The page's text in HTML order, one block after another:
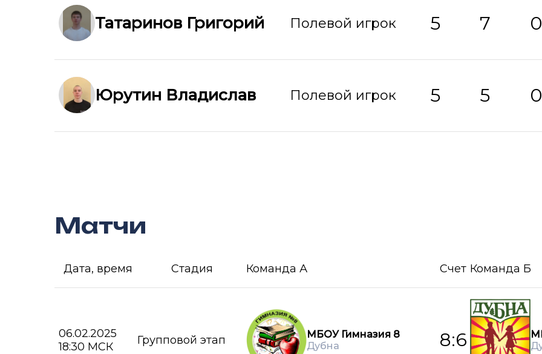
Татаринов Григорий Полевой игрок 5 7 0
Юрутин Владислав Полевой игрок 5 5 0
Матчи
Дата, время Стадия Команда А Счет Команда Б
06.02.2025
18:30 МСК
Групповой этап
МБОУ Гимназия 8
Дубна
8:6